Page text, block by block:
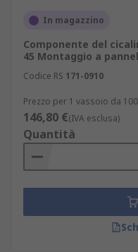
In magazzino
Componente del
45 Montaggio a
Codice RS 171-0910
Prezzo per 1 vassoio da
146,80 €(IVA esclusa)
Quantità